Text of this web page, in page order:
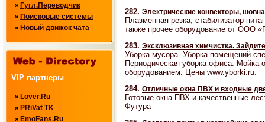
» Гугл.Переводчик
» Поисковые системы
» Новый движок чата
VIP партнеры
» Lover.Ru
» PRiVat TK
» EmoFans.Ru
282. Электрические конвекторы,
Плазменная резка, стабилизатор
также прочее оборудование от ООО
283. Эксклюзивная химчистка.
Уборка мусора. Уборка помещений
Периодическая уборка офиса. Мойка
оборудованием. Цены www.yborki.ru.
284. Отличные окна ПВХ и входные
Готовые окна ПВХ и качественные
Футура